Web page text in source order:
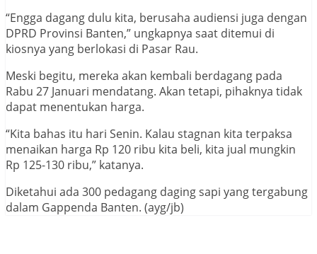
“Engga dagang dulu kita, berusaha audiensi juga dengan
DPRD Provinsi Banten,” ungkapnya saat ditemui di
kiosnya yang berlokasi di Pasar Rau.
Meski begitu, mereka akan kembali berdagang pada
Rabu 27 Januari mendatang. Akan tetapi, pihaknya tidak
dapat menentukan harga.
“Kita bahas itu hari Senin. Kalau stagnan kita terpaksa
menaikan harga Rp 120 ribu kita beli, kita jual mungkin
Rp 125-130 ribu,” katanya.
Diketahui ada 300 pedagang daging sapi yang tergabung
dalam Gappenda Banten. (ayg/jb)